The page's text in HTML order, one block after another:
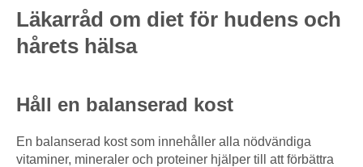
Läkarråd om diet för hudens och
hårets hälsa
Håll en balanserad kost
En balanserad kost som innehåller alla nödvändiga
vitaminer, mineraler och proteiner hjälper till att förbättra